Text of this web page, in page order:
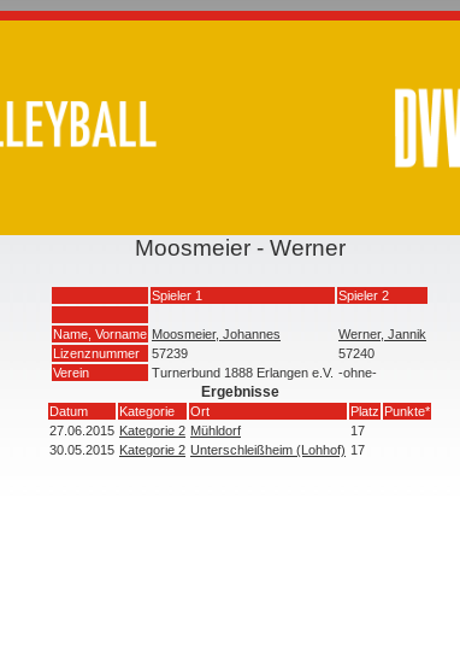
Moosmeier - Werner
Spieler 1 Spieler 2
Name, Vorname Moosmeier, Johannes
Werner, Jannik
Lizenznummer
57239
57240
Verein
Turnerbund 1888 Erlangen e.V. -ohne-
Ergebnisse
Datum Kategorie Ort Platz Punkte*
27.06.2015 Kategorie 2 Mühldorf
17
30.05.2015 Kategorie 2 Unterschleißheim (Lohhof) 17